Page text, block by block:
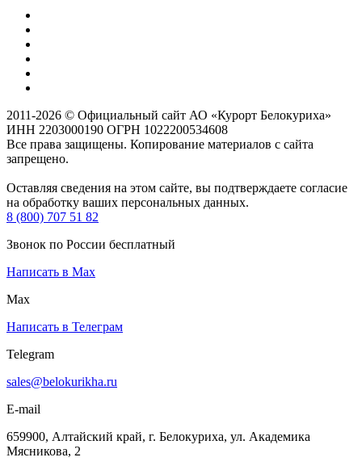
2011-2026 © Официальный сайт АО «Курорт Белокуриха»
ИНН 2203000190 ОГРН 1022200534608
Все права защищены. Копирование материалов с сайта
запрещено.
Оставляя сведения на этом сайте, вы подтверждаете согласие
на обработку ваших персональных данных.
8 (800) 707 51 82
Звонок по России бесплатный
Написать в Max
Max
Написать в Телеграм
Telegram
sales@belokurikha.ru
E-mail
659900, Алтайский край, г. Белокуриха, ул. Академика
Мясникова, 2